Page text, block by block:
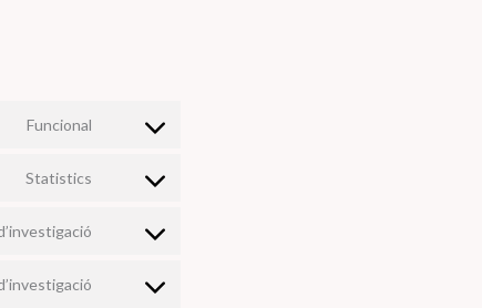
Funcional
Consent
wordpress
Statistics
Consent
woocommerce
Consent
Consent